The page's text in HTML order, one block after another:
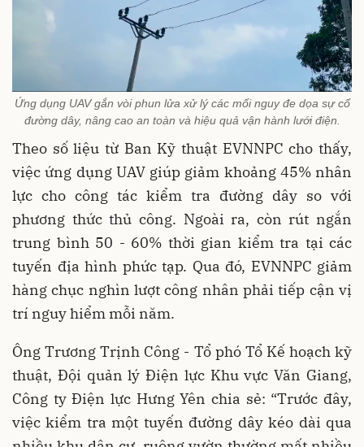
Ứng dụng UAV gắn vòi phun lửa xử lý các mối nguy đe dọa sự cố
đường dây, nâng cao an toàn và hiệu quả vận hành lưới điện.
Theo số liệu từ Ban Kỹ thuật EVNNPC cho thấy,
việc ứng dụng UAV giúp giảm khoảng 45% nhân
lực cho công tác kiểm tra đường dây so với
phương thức thủ công. Ngoài ra, còn rút ngắn
trung bình 50 - 60% thời gian kiểm tra tại các
tuyến địa hình phức tạp. Qua đó, EVNNPC giảm
hàng chục nghìn lượt công nhân phải tiếp cận vị
trí nguy hiểm mỗi năm.
Ông Trương Trịnh Công - Tổ phó Tổ Kế hoạch kỹ
thuật, Đội quản lý Điện lực Khu vực Văn Giang,
Công ty Điện lực Hưng Yên chia sẻ: “Trước đây,
việc kiểm tra một tuyến đường dây kéo dài qua